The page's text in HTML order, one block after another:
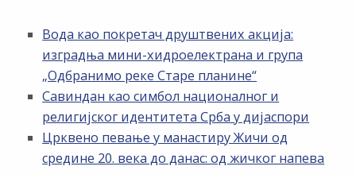
Вода као покретач друштвених акција:
изградња мини-хидроелектрана и група
„Одбранимо реке Старе планине“
Савиндан као симбол националног и
религијског идентитета Срба у дијаспори
Црквено певање у манастиру Жичи од
средине 20. века до данас: од жичког напева